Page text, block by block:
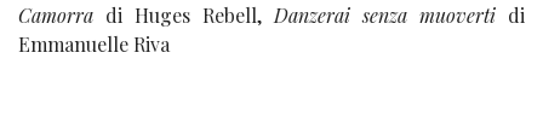
Camorra di Huges Rebell, Danzerai senza muoverti di
Emmanuelle Riva